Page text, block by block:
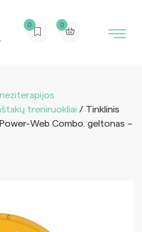
0 0
treniruokliai / Tinklinis
Web Combo. geltonas –